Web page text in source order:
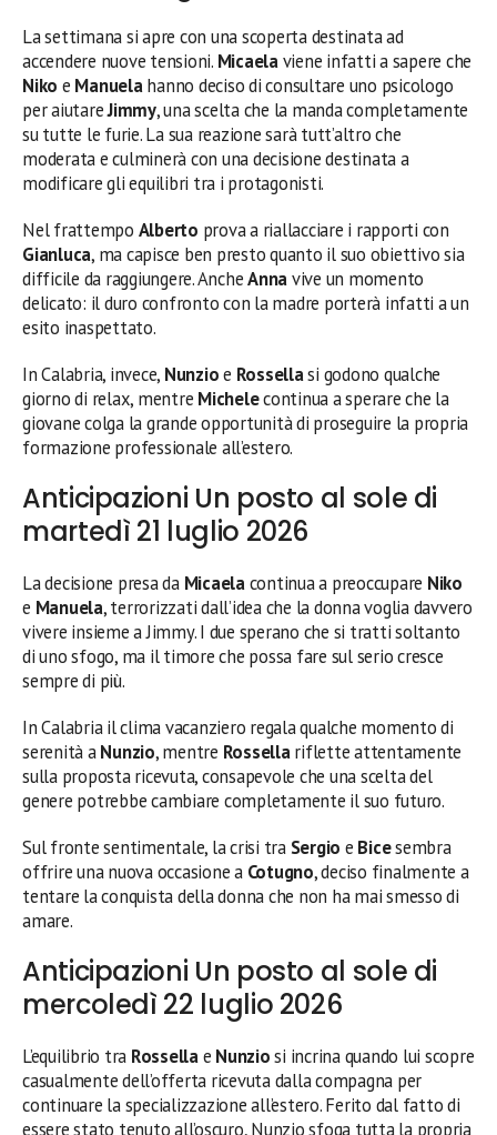
La settimana si apre con una scoperta destinata ad
accendere nuove tensioni. Micaelaviene infatti a sapere che
Niko e Manuelahanno deciso di consultare uno psicologo
per aiutareJimmy, una scelta che la manda completamente
su tutte le furie. La sua reazione sarà tutt’altro che
moderata e culminerà con una decisione destinata a
modificare gli equilibri tra i protagonisti.
Nel frattempo Alberto prova a riallacciare i rapporti con
Gianluca, ma capisce ben presto quanto il suo obiettivo sia
difficile da raggiungere. AncheAnnavive un momento
delicato: il duro confronto con la madre porterà infatti a un
esito inaspettato.
In Calabria, invece, Nunzioe Rossellasi godono qualche
giorno di relax, mentre Michelecontinua a sperare che la
giovane colga la grande opportunità di proseguire la propria
formazione professionale all’estero.
Anticipazioni Un posto al sole di
martedì 21 luglio 2026
La decisione presa da Micaelacontinua a preoccupare Niko
e Manuela, terrorizzati dall’idea che la donna voglia davvero
vivere insieme a Jimmy. I due sperano che si tratti soltanto
di uno sfogo, ma il timore che possa fare sul serio cresce
sempre di più.
In Calabria il clima vacanziero regala qualche momento di
serenità aNunzio, mentre Rossellariflette attentamente
sulla proposta ricevuta, consapevole che una scelta del
genere potrebbe cambiare completamente il suo futuro.
Sul fronte sentimentale, la crisi tra Sergio e Bicesembra
offrire una nuova occasione a Cotugno, deciso finalmente a
tentare la conquista della donna che non ha mai smesso di
amare.
Anticipazioni Un posto al sole di
mercoledì 22 luglio 2026
L’equilibrio tra Rossellae Nunziosi incrina quando lui scopre
casualmente dell’offerta ricevuta dalla compagna per
continuare la specializzazione all’estero. Ferito dal fatto di
essere stato tenuto all’oscuro, Nunzio sfoga tutta la propria